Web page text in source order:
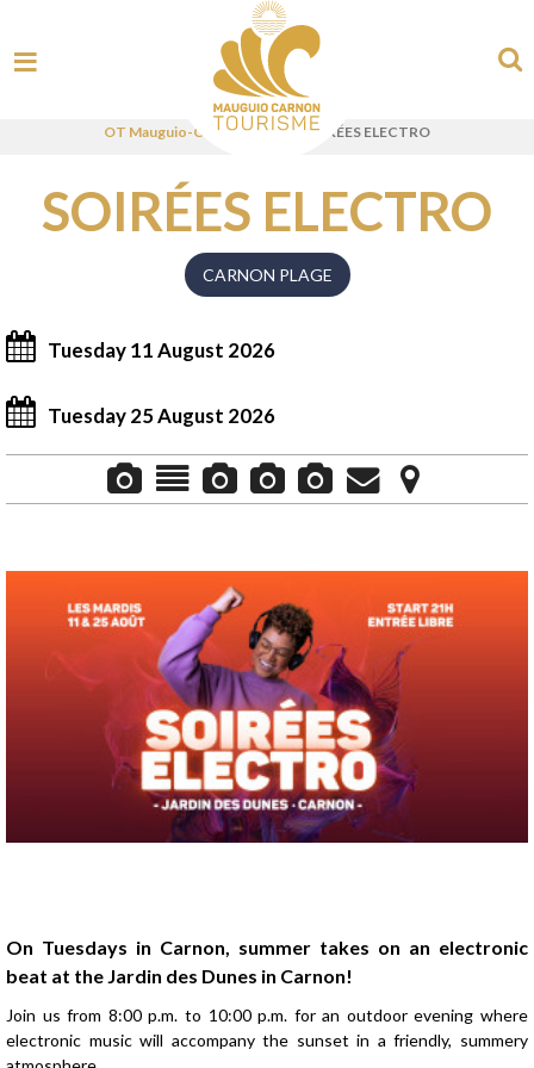
OT Mauguio-Carnon - UK > SOIRÉES ELECTRO
SOIRÉES ELECTRO
CARNON PLAGE
Tuesday 11 August 2026
Tuesday 25 August 2026
Presentation
On Tuesdays in Carnon, summer takes on an electronic
beat at the Jardin des Dunes in Carnon!
Join us from 8:00 p.m. to 10:00 p.m. for an outdoor evening where
electronic music will accompany the sunset in a friendly, summery